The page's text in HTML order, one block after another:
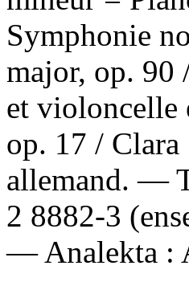
Symphonie
major, op. 90
et violoncelle
op. 17 /
allemand. —
2 8882-3
—Analekta :